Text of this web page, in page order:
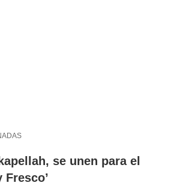
se unen para el
Fresco’